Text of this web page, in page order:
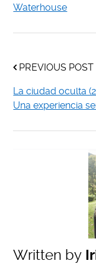
Waterhouse
PREVIOUS POST
La ciudad oculta
Una experiencia
Written by